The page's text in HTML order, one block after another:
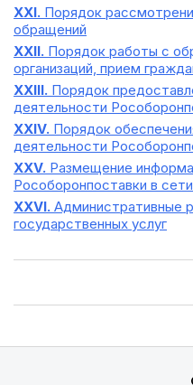
XXI. Порядок
обращений
XXII. Порядок работы с
организаций, прием
XXIII. Порядок
деятельности
XXIV. Порядок
деятельности
XXV. Размещение
Рособоронпоставки в
XXVI. Административные
государственных услуг